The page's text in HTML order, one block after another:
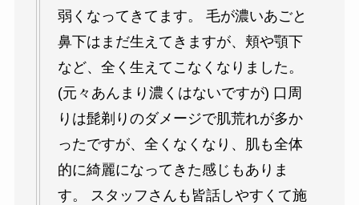
弱くなってきてます。 毛が濃いあごと
鼻下はまだ生えてきますが、頬や顎下
など、全く生えてこなくなりました。
(元々あんまり濃くはないですが) 口周
りは髭剃りのダメージで肌荒れが多か
ったですが、全くなくなり、肌も全体
的に綺麗になってきた感じもありま
す。 スタッフさんも皆話しやすくて施